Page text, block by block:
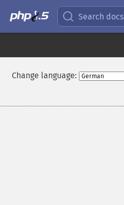
Search docs
Change language: